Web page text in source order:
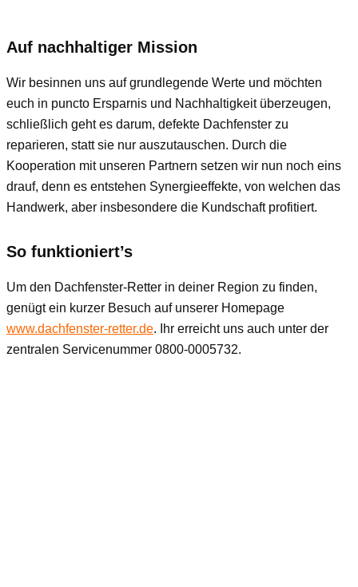
Auf nachhaltiger Mission
Wir besinnen uns auf grundlegende Werte und möchten
euch in puncto Ersparnis und Nachhaltigkeit überzeugen,
schließlich geht es darum, defekte Dachfenster zu
reparieren, statt sie nur auszutauschen. Durch die
Kooperation mit unseren Partnern setzen wir nun noch eins
drauf, denn es entstehen Synergieeffekte, von welchen das
Handwerk, aber insbesondere die Kundschaft profitiert.
So funktioniert’s
Um den Dachfenster-Retter in deiner Region zu finden,
genügt ein kurzer Besuch auf unserer Homepage
www.dachfenster-retter.de. Ihr erreicht uns auch unter der
zentralen Servicenummer 0800-0005732.